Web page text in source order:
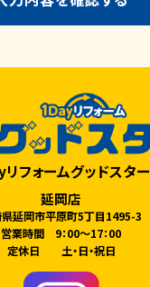
フォームグッドスター
延岡店
延岡市平原町5丁目1495-3
営業時間 9：00～17：00
定休日 土・日・祝日